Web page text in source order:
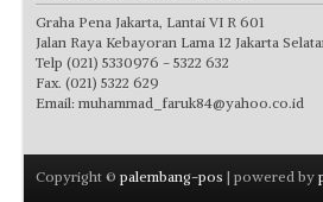
Graha Pena Jakarta, Lantai VI R 601
Jalan Raya Kebayoran Lama 12 Jakarta
Telp (021) 5330976 - 5322 632
Fax. (021) 5322 629
Email: muhammad_faruk84@yahoo.co.id
Copyright © palembang-pos | powered by